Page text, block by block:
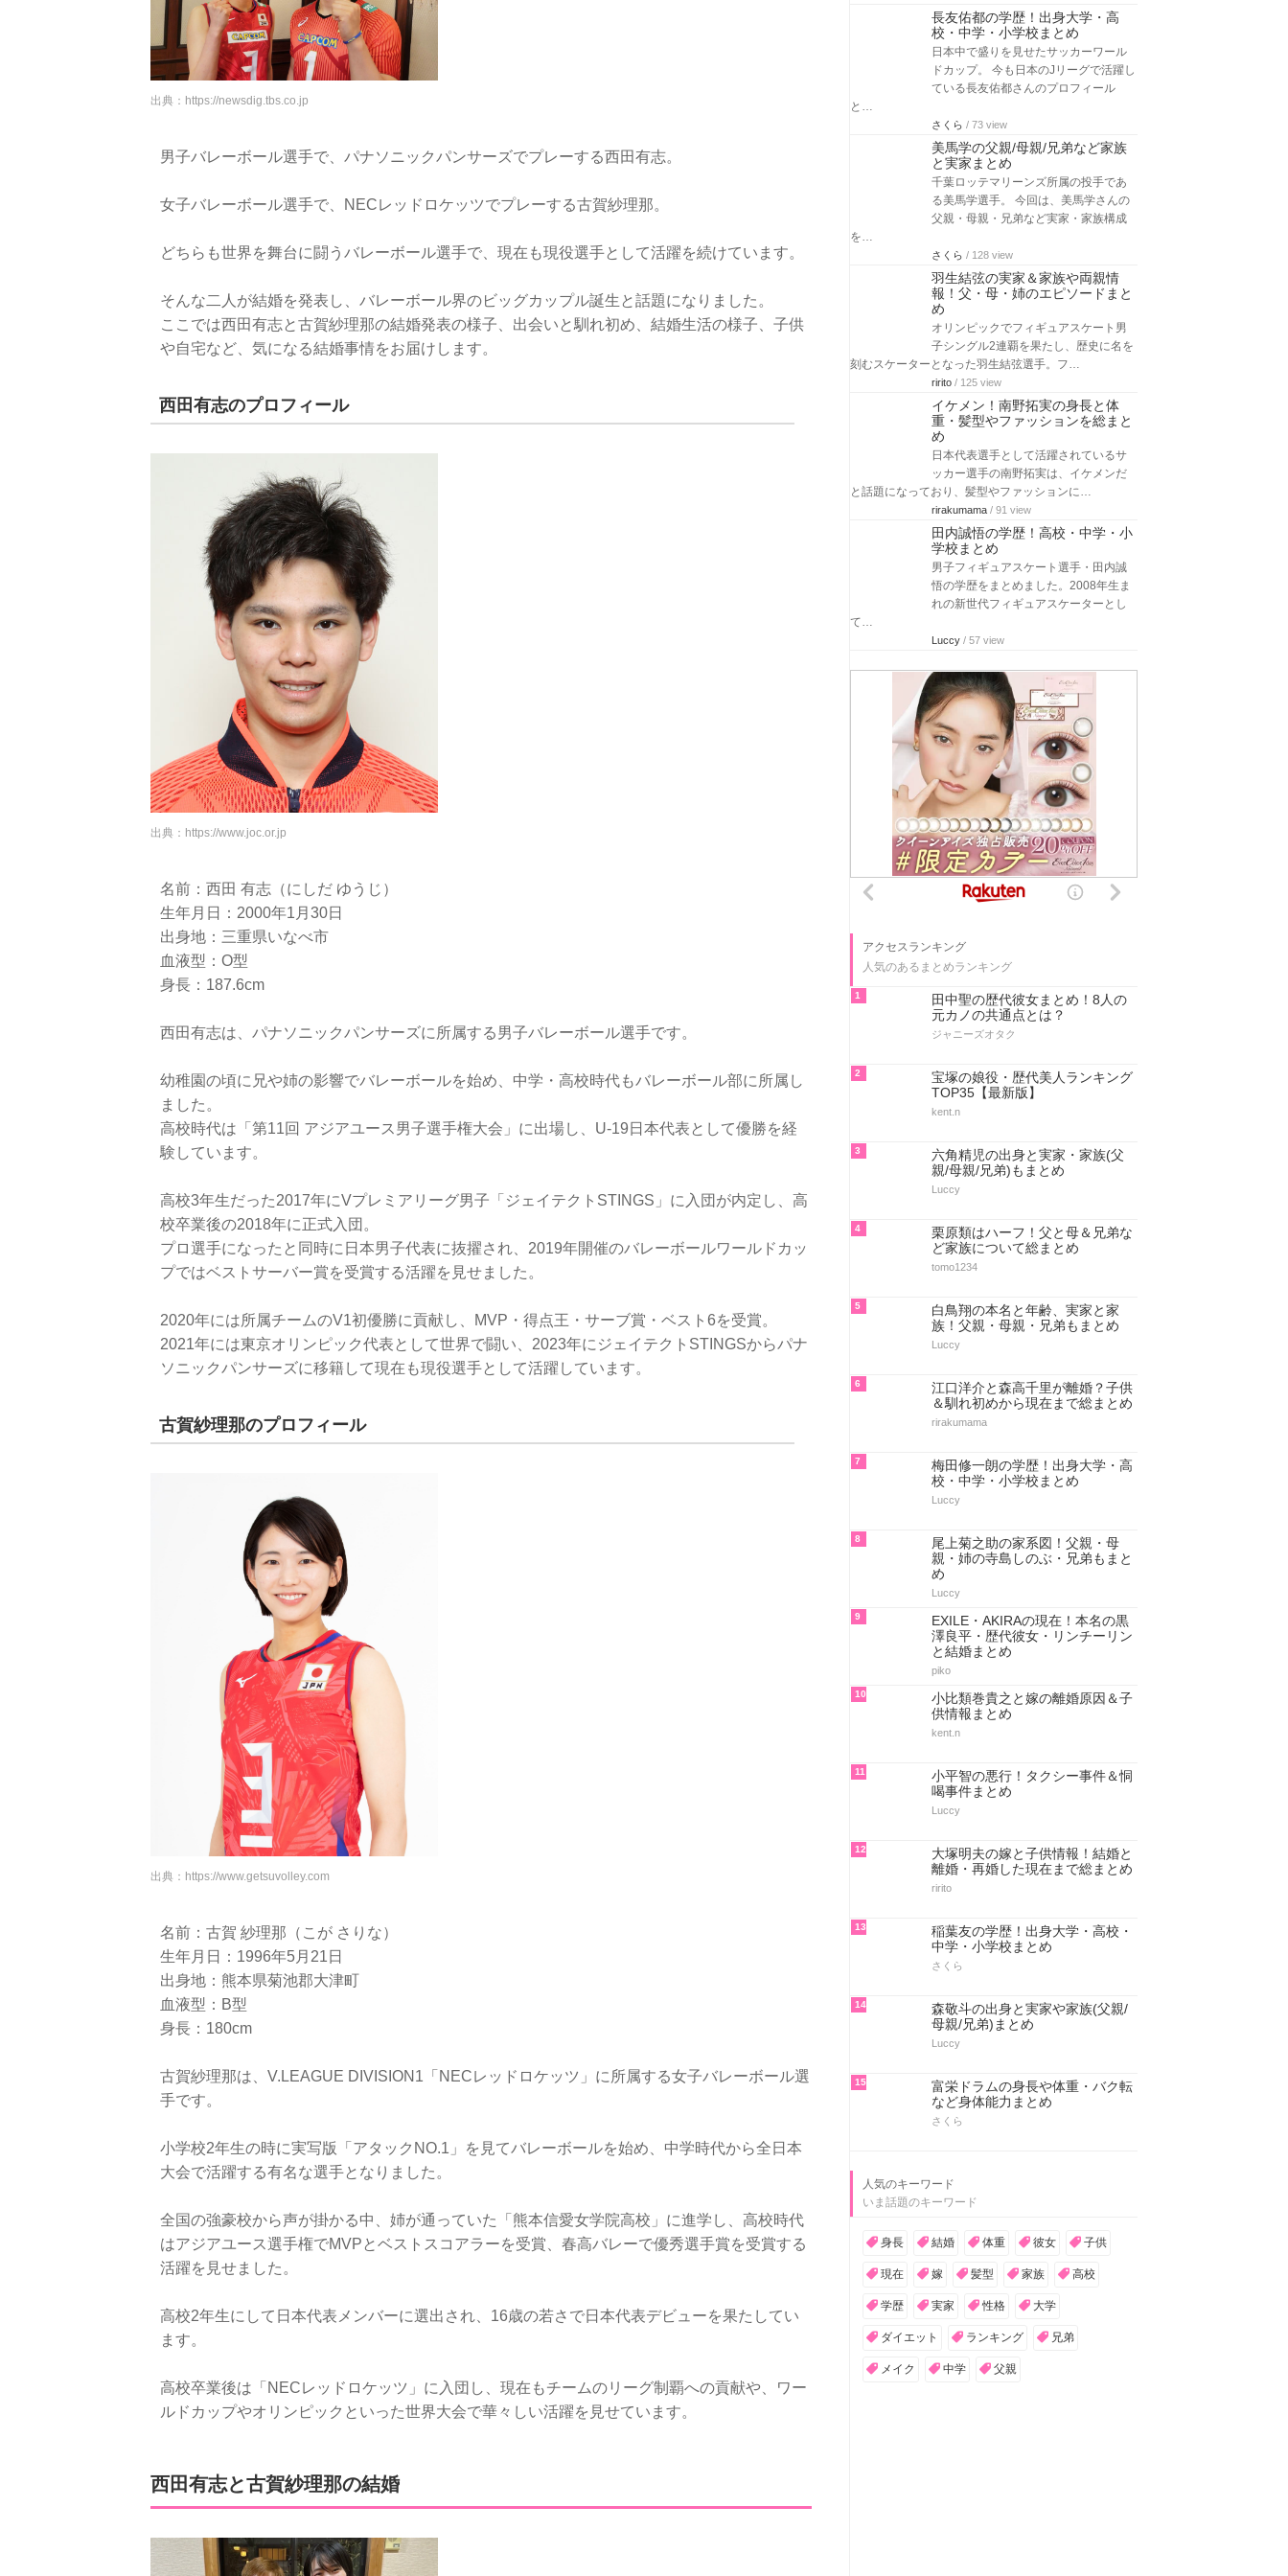
出典： https://newsdig.tbs.co.jp
男子バレーボール選手で、パナソニックパンサーズでプレーする西田有志。
女子バレーボール選手で、NECレッドロケッツでプレーする古賀紗理那。
どちらも世界を舞台に闘うバレーボール選手で、現在も現役選手として活躍を続けています。
そんな二人が結婚を発表し、バレーボール界のビッグカップル誕生と話題になりました。
ここでは西田有志と古賀紗理那の結婚発表の様子、出会いと馴れ初め、結婚生活の様子、子供
や自宅など、気になる結婚事情をお届けします。
西田有志のプロフィール
出典： https://www.joc.or.jp
名前：西田 有志（にしだ ゆうじ）
生年月日：2000年1月30日
出身地：三重県いなべ市
血液型：O型
身長：187.6cm
西田有志は、パナソニックパンサーズに所属する男子バレーボール選手です。
幼稚園の頃に兄や姉の影響でバレーボールを始め、中学・高校時代もバレーボール部に所属し
ました。
高校時代は「第11回 アジアユース男子選手権大会」に出場し、U-19日本代表として優勝を経
験しています。
高校3年生だった2017年にVプレミアリーグ男子「ジェイテクトSTINGS」に入団が内定し、高
校卒業後の2018年に正式入団。
プロ選手になったと同時に日本男子代表に抜擢され、2019年開催のバレーボールワールドカッ
プではベストサーバー賞を受賞する活躍を見せました。
2020年には所属チームのV1初優勝に貢献し、MVP・得点王・サーブ賞・ベスト6を受賞。
2021年には東京オリンピック代表として世界で闘い、2023年にジェイテクトSTINGSからパナ
ソニックパンサーズに移籍して現在も現役選手として活躍しています。
古賀紗理那のプロフィール
出典： https://www.getsuvolley.com
名前：古賀 紗理那（こが さりな）
生年月日：1996年5月21日
出身地：熊本県菊池郡大津町
血液型：B型
身長：180cm
古賀紗理那は、V.LEAGUE DIVISION1「NECレッドロケッツ」に所属する女子バレーボール選
手です。
小学校2年生の時に実写版「アタックNO.1」を見てバレーボールを始め、中学時代から全日本
大会で活躍する有名な選手となりました。
全国の強豪校から声が掛かる中、姉が通っていた「熊本信愛女学院高校」に進学し、高校時代
はアジアユース選手権でMVPとベストスコアラーを受賞、春高バレーで優秀選手賞を受賞する
活躍を見せました。
高校2年生にして日本代表メンバーに選出され、16歳の若さで日本代表デビューを果たしてい
ます。
高校卒業後は「NECレッドロケッツ」に入団し、現在もチームのリーグ制覇への貢献や、ワー
ルドカップやオリンピックといった世界大会で華々しい活躍を見せています。
西田有志と古賀紗理那の結婚
長友佑都の学歴！出身大学・高
校・中学・小学校まとめ
日本中で盛りを見せたサッカーワール
ドカップ。 今も日本のJリーグで活躍し
ている長友佑都さんのプロフィール
と…
さくら / 73 view
美馬学の父親/母親/兄弟など家族
と実家まとめ
千葉ロッテマリーンズ所属の投手であ
る美馬学選手。 今回は、美馬学さんの
父親・母親・兄弟など実家・家族構成
を…
さくら / 128 view
羽生結弦の実家＆家族や両親情
報！父・母・姉のエピソードまと
め
オリンピックでフィギュアスケート男
子シングル2連覇を果たし、歴史に名を
刻むスケーターとなった羽生結弦選手。フ…
ririto / 125 view
イケメン！南野拓実の身長と体
重・髪型やファッションを総まと
め
日本代表選手として活躍されているサ
ッカー選手の南野拓実は、イケメンだ
と話題になっており、髪型やファッションに…
rirakumama / 91 view
田内誠悟の学歴！高校・中学・小
学校まとめ
男子フィギュアスケート選手・田内誠
悟の学歴をまとめました。2008年生ま
れの新世代フィギュアスケーターとし
て…
Luccy / 57 view
アクセスランキング
人気のあるまとめランキング
1
田中聖の歴代彼女まとめ！8人の
元カノの共通点とは？
ジャニーズオタク
2
宝塚の娘役・歴代美人ランキング
TOP35【最新版】
kent.n
3
六角精児の出身と実家・家族(父
親/母親/兄弟)もまとめ
Luccy
4
栗原類はハーフ！父と母＆兄弟な
ど家族について総まとめ
tomo1234
5
白鳥翔の本名と年齢、実家と家
族！父親・母親・兄弟もまとめ
Luccy
6
江口洋介と森高千里が離婚？子供
＆馴れ初めから現在まで総まとめ
rirakumama
7
梅田修一朗の学歴！出身大学・高
校・中学・小学校まとめ
Luccy
8
尾上菊之助の家系図！父親・母
親・姉の寺島しのぶ・兄弟もまと
め
Luccy
9
EXILE・AKIRAの現在！本名の黒
澤良平・歴代彼女・リンチーリン
と結婚まとめ
piko
10
小比類巻貴之と嫁の離婚原因＆子
供情報まとめ
kent.n
11
小平智の悪行！タクシー事件＆恫
喝事件まとめ
Luccy
12
大塚明夫の嫁と子供情報！結婚と
離婚・再婚した現在まで総まとめ
ririto
13
稲葉友の学歴！出身大学・高校・
中学・小学校まとめ
さくら
14
森敬斗の出身と実家や家族(父親/
母親/兄弟)まとめ
Luccy
15
富栄ドラムの身長や体重・バク転
など身体能力まとめ
さくら
人気のキーワード
いま話題のキーワード
身長 結婚 体重 彼女 子供
現在 嫁 髪型 家族 高校
学歴 実家 性格 大学
ダイエット ランキング 兄弟
メイク 中学 父親